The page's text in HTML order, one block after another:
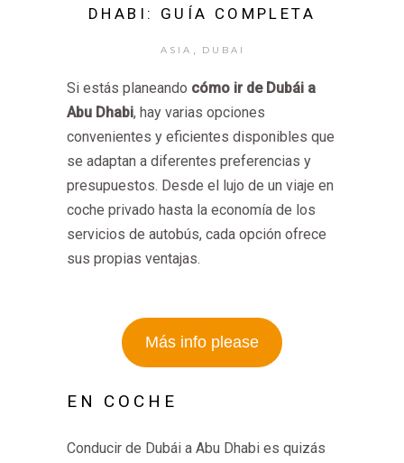
DHABI: GUÍA COMPLETA
ASIA DUBAI
Si estás planeando cómo ir de Dubái a
Abu Dhabi, hay varias opciones
convenientes y eficientes disponibles que
se adaptan a diferentes preferencias y
presupuestos. Desde el lujo de un viaje en
coche privado hasta la economía de los
servicios de autobús, cada opción ofrece
sus propias ventajas.
Más info please
EN COCHE
Conducir de Dubái a Abu Dhabi es quizás